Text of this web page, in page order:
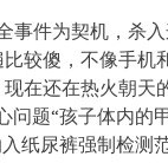
事件为契机，杀
较傻，不像手
在还在热火朝天
问题“孩子体内的
纸尿裤强制检